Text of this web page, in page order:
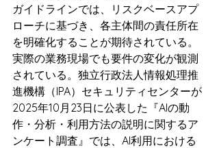
ガイドラインでは、リスクベースアプ
ローチに基づき、各主体間の責任所在
を明確化することが期待されている。
実際の業務現場でも要件の変化が観測
されている。独立行政法人情報処理推
進機構（IPA）セキュリティセンターが
2025年10月23日に公表した『AIの動
作・分析・利用方法の説明に関するア
ンケート調査』では、AI利用における